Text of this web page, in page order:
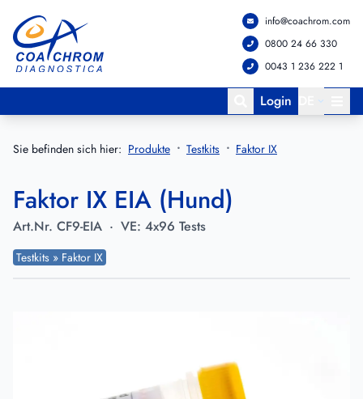
Zum Hauptmenü springen
Zum Hauptinhalt springen
info@coachrom.com
0800 24 66 330
0043 1 236 222 1
Login
Sie befinden sich hier: Produkte Testkits Faktor IX
Faktor IX EIA (Hund)
Art.Nr. CF9-EIA · VE: 4x96 Tests
Testkits » Faktor IX